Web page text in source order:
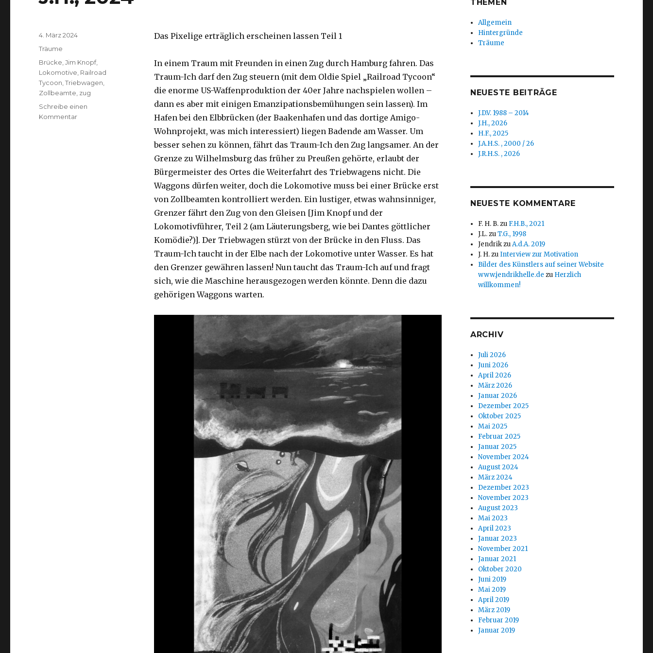
Das Pixelige erträglich erscheinen lassen Teil 1
In einem Traum mit Freunden in einen Zug durch Hamburg fahren. Das
Traum-Ich darf den Zug steuern (mit dem Oldie Spiel „Railroad Tycoon“
die enorme US-Waffenproduktion der 40er Jahre nachspielen wollen –
dann es aber mit einigen Emanzipationsbemühungen sein lassen). Im
Hafen bei den Elbbrücken (der Baakenhafen und das dortige Amigo-
Wohnprojekt, was mich interessiert) liegen Badende am Wasser. Um
besser sehen zu können, fährt das Traum-Ich den Zug langsamer. An der
Grenze zu Wilhelmsburg das früher zu Preußen gehörte, erlaubt der
Bürgermeister des Ortes die Weiterfahrt des Triebwagens nicht. Die
Waggons dürfen weiter, doch die Lokomotive muss bei einer Brücke erst
von Zollbeamten kontrolliert werden. Ein lustiger, etwas wahnsinniger,
Grenzer fährt den Zug von den Gleisen [Jim Knopf und der
Lokomotivführer, Teil 2 (am Läuterungsberg, wie bei Dantes göttlicher
Komödie?)]. Der Triebwagen stürzt von der Brücke in den Fluss. Das
Traum-Ich taucht in der Elbe nach der Lokomotive unter Wasser. Es hat
den Grenzer gewähren lassen! Nun taucht das Traum-Ich auf und fragt
sich, wie die Maschine herausgezogen werden könnte. Denn die dazu
gehörigen Waggons warten.
Veröffentlicht
4. März 2024
Kategorien
Träume
Schlagwörter
Brücke ,Jim Knopf,
Lokomotive Railroad
Tycoon ,Triebwagen
Zollbeamte zug
Schreibe einen
Kommentarzu
THEMEN
Allgemein
Hintergründe
Träume
NEUESTE BEITRÄGE
J.D.V. 1988 – 2014
J.H., 2026
H.F., 2025
J.A.H.S. , 2000 / 26
J.R.H.S. , 2026
NEUESTE KOMMENTARE
F. H. B.zu F.H.B., 2021
J.L.zuT.G., 1998
JendrikzuA.d.A. 2019
J. H.zuInterview zur Motivation
Bilder des Künstlers auf seiner Website
www.jendrikhelle.de zu Herzlich
willkommen!
ARCHIV
Juli 2026
Juni 2026
April 2026
März 2026
Januar 2026
Dezember 2025
Oktober 2025
Mai 2025
Februar 2025
Januar 2025
November 2024
August 2024
März 2024
Dezember 2023
November 2023
August 2023
Mai 2023
April 2023
Januar 2023
November 2021
Januar 2021
Oktober 2020
Juni 2019
Mai 2019
April 2019
März 2019
Februar 2019
Januar 2019